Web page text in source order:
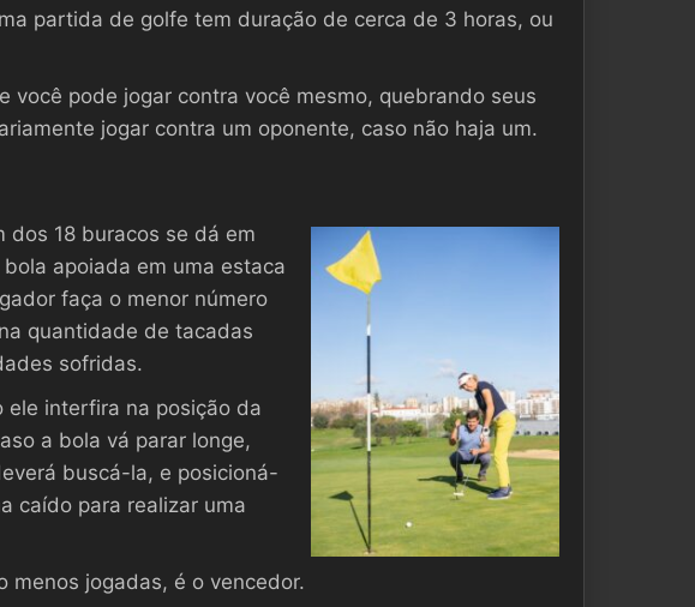
partida de golfe tem duração de cerca de 3 horas, ou
você pode jogar contra você mesmo, quebrando seus
jogar contra um oponente, caso não haja um.
18 buracos se dá em
bola apoiada em uma estaca
faça o menor número
quantidade de tacadas
sofridas.
ele interfira na posição da
a bola vá parar longe,
buscá-la, e posicioná-
caído para realizar uma
menos jogadas, é o vencedor.